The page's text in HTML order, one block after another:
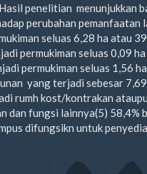
penelitian menunjukkan
perubahan pemanfaatan
seluas 6,28 ha atau
permukiman seluas 0,09
permukiman seluas 1,56
yang terjadi sebesar
rumh kost/kontrakan
dan fungsi lainnya(5) 58,4%
difungsikn untuk